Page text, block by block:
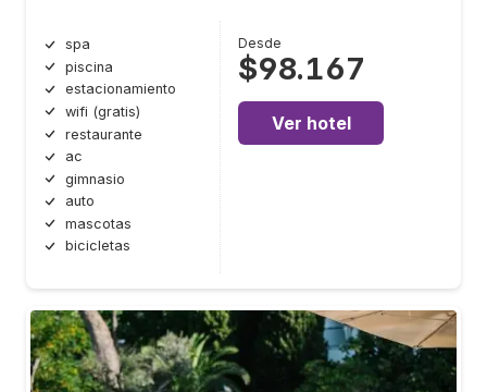
spa
piscina
estacionamiento
wifi (gratis)
restaurante
ac
gimnasio
auto
mascotas
bicicletas
Desde
$98.167
Ver hotel